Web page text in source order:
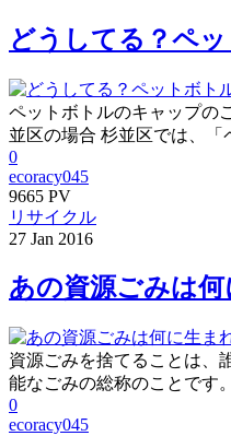
どうしてる？ペ
ペットボトルのキャップの
並区の場合 杉並区では、「
0
ecoracy045
9665 PV
リサイクル
27 Jan 2016
あの資源ごみは
資源ごみを捨てることは、
能なごみの総称のことです
0
ecoracy045